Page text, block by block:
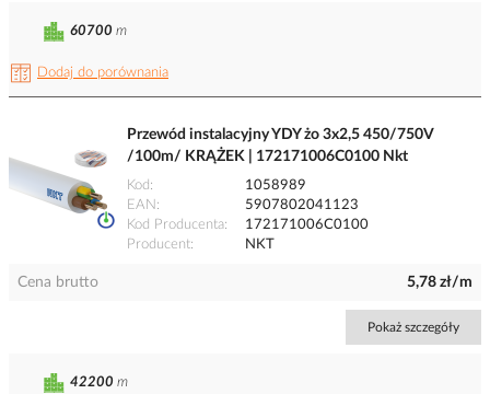
Dodaj do porównania
60700 m
Przewód instalacyjny YDY żo 3x2,5 450/750V
/100m/ KRĄŻEK | 172171006C0100 Nkt
Kod
1058989
EAN
5907802041123
Kod Producenta
172171006C0100
Producent
NKT
Cena brutto 5,78 zł/m
Pokaż szczegóły
42200 m